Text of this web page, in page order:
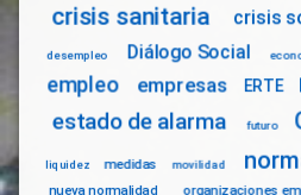
crisis sanitaria crisis
desempleo Diálogo Social
empleo empresas ERTE
estado de alarma futuro
liquidez medidas movilidad
nueva normalidad organizaciones